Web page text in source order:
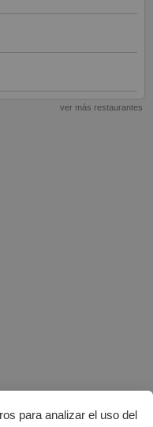
para analizar el uso del
ver más restaurantes